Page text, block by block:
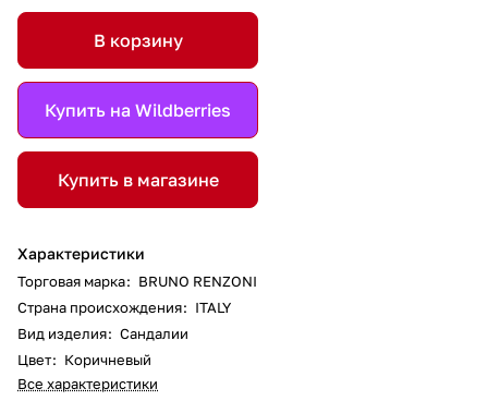
В корзину
Купить на Wildberries
Купить в магазине
Характеристики
Торговая марка: BRUNO RENZONI
Страна происхождения: ITALY
Вид изделия: Сандалии
Цвет: Коричневый
Все характеристики